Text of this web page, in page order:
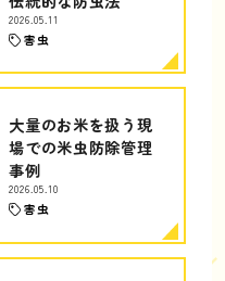
2026.05.11
害虫
大量のお米を扱う現
場での米虫防除管理
事例
2026.05.10
害虫